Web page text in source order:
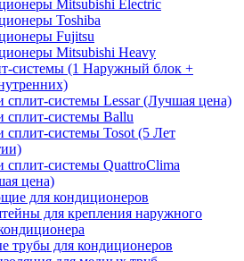
Mitsubishi Electric
Toshiba
Fujitsu
Mitsubishi Heavy
системы (1 Наружный блок +
сплит-системы Lessar (Лучшая цена)
сплит-системы Ballu
сплит-системы Tosot (5 Лет
сплит-системы QuattroClima
цена)
для кондиционеров
для крепления наружного
трубы для кондиционеров